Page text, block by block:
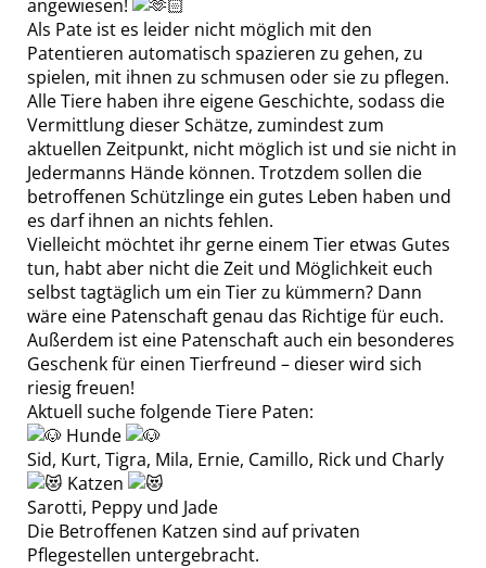
angewiesen!
Als Pate ist es leider nicht möglich mit den
Patentieren automatisch spazieren zu gehen, zu
spielen, mit ihnen zu schmusen oder sie zu pflegen.
Alle Tiere haben ihre eigene Geschichte, sodass die
Vermittlung dieser Schätze, zumindest zum
aktuellen Zeitpunkt, nicht möglich ist und sie nicht in
Jedermanns Hände können. Trotzdem sollen die
betroffenen Schützlinge ein gutes Leben haben und
es darf ihnen an nichts fehlen.
Vielleicht möchtet ihr gerne einem Tier etwas Gutes
tun, habt aber nicht die Zeit und Möglichkeit euch
selbst tagtäglich um ein Tier zu kümmern? Dann
wäre eine Patenschaft genau das Richtige für euch.
Außerdem ist eine Patenschaft auch ein besonderes
Geschenk für einen Tierfreund – dieser wird sich
riesig freuen!
Aktuell suche folgende Tiere Paten:
Hunde
Sid, Kurt, Tigra, Mila, Ernie, Camillo, Rick und Charly
Katzen
Sarotti, Peppy und Jade
Die Betroffenen Katzen sind auf privaten
Pflegestellen untergebracht.